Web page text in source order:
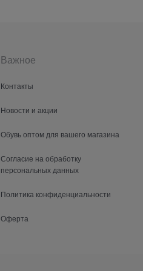
Важное
Контакты
Новости и акции
Обувь оптом для вашего магазина
Согласие на обработку
персональных данных
Политика конфиденциальности
Оферта